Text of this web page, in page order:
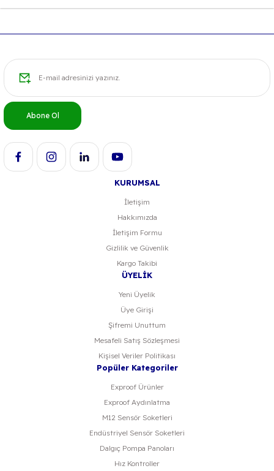
Ürün bilgilerinde hatalar bulunuyor.
Ürün fiyatı diğer sitelerden daha pahalı.
Gönder
Abone Ol
KURUMSAL
İletişim
Hakkımızda
İletişim Formu
Gizlilik ve Güvenlik
Kargo Takibi
ÜYELİK
Yeni Üyelik
Üye Girişi
Şifremi Unuttum
Mesafeli Satış Sözleşmesi
Kişisel Veriler Politikası
Popüler Kategoriler
Exproof Ürünler
Exproof Aydınlatma
M12 Sensör Soketleri
Endüstriyel Sensör Soketleri
Dalgıç Pompa Panoları
Hız Kontroller